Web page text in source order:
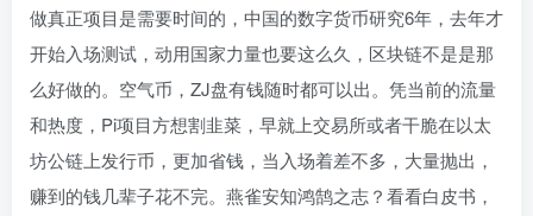
做真正项目是需要时间的，中国的数字货币研究6年，去年才
开始入场测试，动用国家力量也要这么久，区块链不是是那
么好做的。空气币，ZJ盘有钱随时都可以出。凭当前的流量
和热度，Pi项目方想割韭菜，早就上交易所或者干脆在以太
坊公链上发行币，更加省钱，当入场着差不多，大量抛出，
赚到的钱几辈子花不完。燕雀安知鸿鹄之志？看看白皮书，